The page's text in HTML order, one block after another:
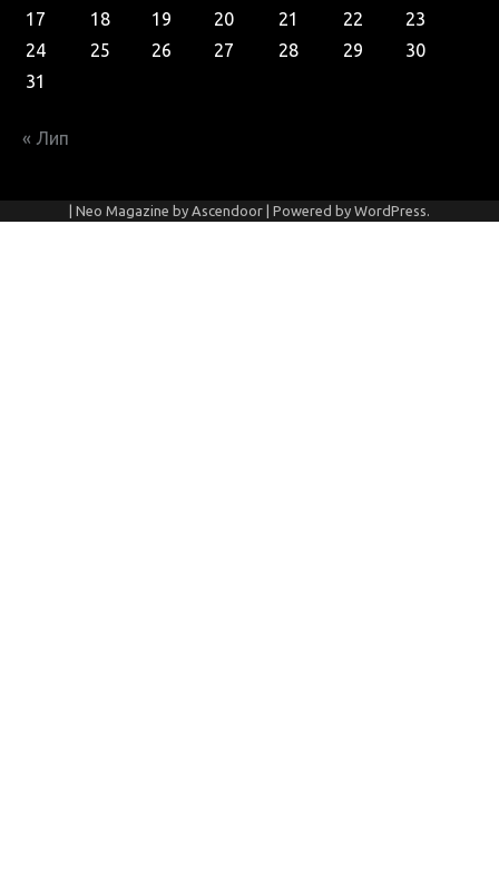
17
18 19 20 21 22
23
24
25 26 27 28 29
30
31
« Лип
| Neo Magazine by Ascendoor | Powered by WordPress.